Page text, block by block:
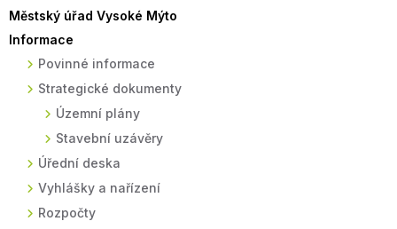
Městský úřad Vysoké Mýto
Informace
Povinné informace
Strategické dokumenty
Územní plány
Stavební uzávěry
Úřední deska
Vyhlášky a nařízení
Rozpočty